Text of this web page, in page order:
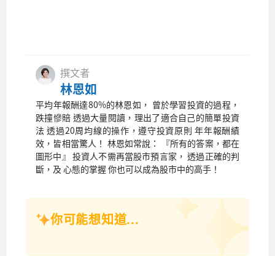
撰文者
林恩如
平均年報酬達80%的林恩如， 曾於學習投資的過程，
跌撞慘賠 透過大量閱讀，理出了適合自己的簡單投資
法 透過20周均線的操作，遵守投資原則 年年報酬績
效，皆相當驚人！ 林恩如常說： 『所有的答案，都在
圖形中』 投資人不需再當股市預言家， 透過正確的判
斷，及 心態的掌握 你也可以成為股市中的高手！
你可能想知道...